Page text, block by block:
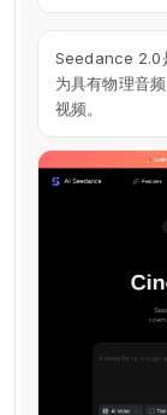
Seedance 2.0
为具有物理音
视频。